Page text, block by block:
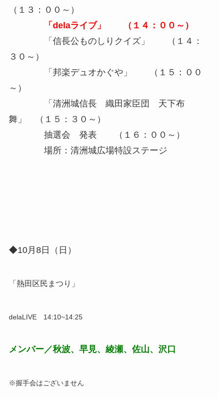
（１３：００～）
「delaライブ」 （１４：００～）
「信長公ものしりクイズ」 （１４：
３０～）
「邦楽デュオかぐや」 （１５：００
～）
「清洲城信長 織田家臣団 天下布
舞」 （１５：３０～）
抽選会 発表 （１６：００～）
場所：清洲城広場特設ステージ
◆10月8日（日）
「熱田区民まつり」
delaLIVE 14:10~14:25
メンバー／秋波、早見、綾瀬、佐山、沢口
※握手会はございません